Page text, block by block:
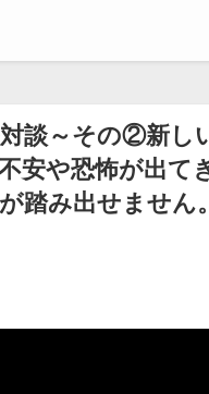
談～その②新し
安や恐怖が出て
踏み出せません。